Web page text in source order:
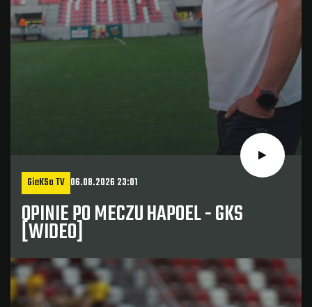
GieKSa TV 06.08.2026 23:01
OPINIE PO MECZU HAPOEL - GKS
[WIDEO]